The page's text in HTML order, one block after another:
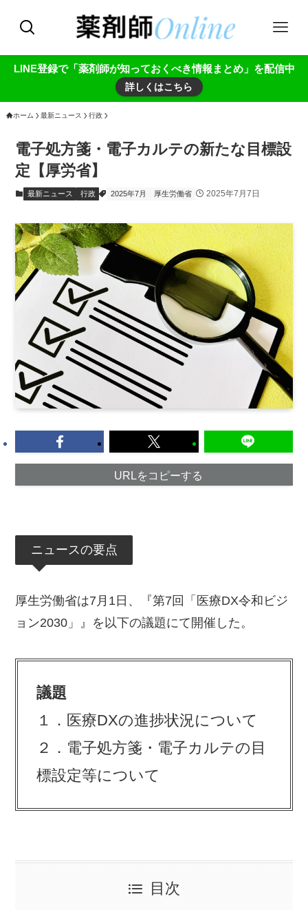
LINE登録で「薬剤師が知っておくべき情報まとめ」を配信中
詳しくはこちら
ホーム 最新ニュース 行政
電子処方箋・電子カルテの新たな目標設
定【厚労省】
最新ニュース 行政 2025年7月 厚生労働省 2025年7月7日
URLをコピーする
ニュースの要点
厚生労働省は7月1日、『第7回「医療DX令和ビジ
ョン2030」』を以下の議題にて開催した。
議題
１．医療DXの進捗状況について
２．電子処方箋・電子カルテの目
標設定等について
目次